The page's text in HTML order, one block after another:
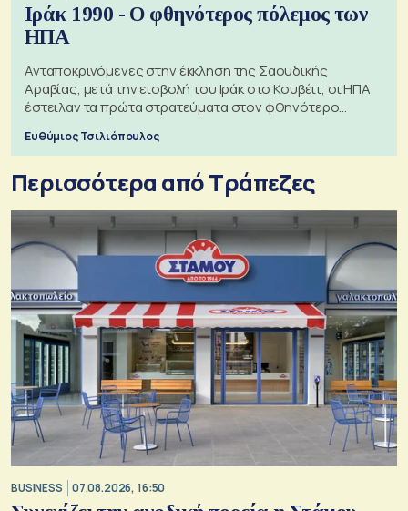
Ιράκ 1990 - Ο φθηνότερος πόλεμος των
ΗΠΑ
Ανταποκρινόμενες στην έκκληση της Σαουδικής
Αραβίας, μετά την εισβολή του Ιράκ στο Κουβέιτ, οι ΗΠΑ
έστειλαν τα πρώτα στρατεύματα στον φθηνότερο
Ευθύμιος Τσιλιόπουλος
Περισσότερα από Τράπεζες
BUSINESS 07.08.2026, 16:50